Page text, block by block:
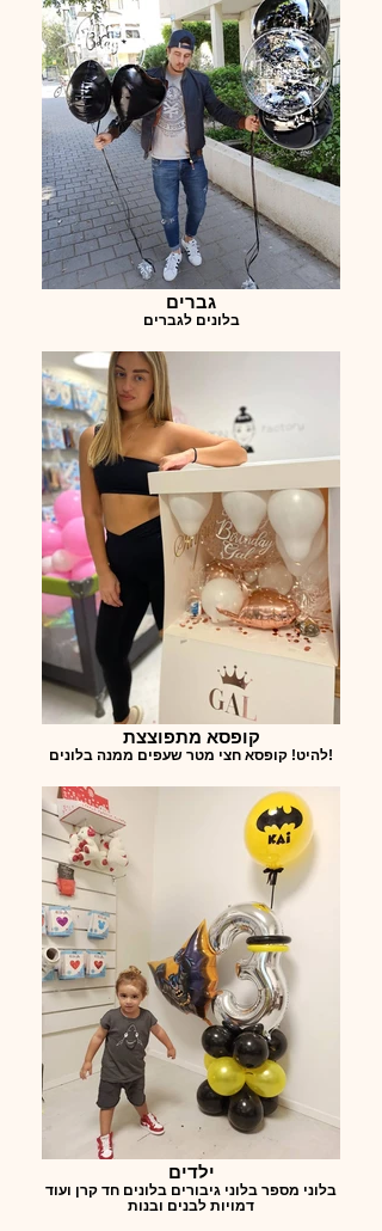
גברים
בלונים לגברים
קופסא מתפוצצת
להיט! קופסא חצי מטר שעפים ממנה בלונים!
ילדים
בלוני מספר בלוני גיבורים בלונים חד קרן ועוד
דמויות לבנים ובנות